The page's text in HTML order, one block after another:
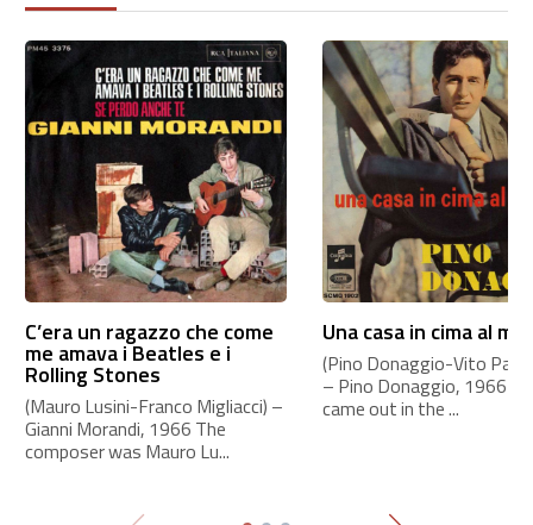
C’era un ragazzo che come
me amava i Beatles e i
Rolling Stones
(Mauro Lusini-Franco Migliacci) –
Gianni Morandi, 1966 The
composer was Mauro Lu...
Una casa in cima al
(Pino Donaggio-Vito
– Pino Donaggio, 1966
came out in the ...